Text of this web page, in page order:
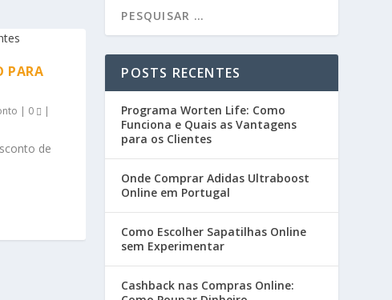
PARA
| 0 |
de
POSTS RECENTES
Programa Worten Life: Como
Funciona e Quais as Vantagens
para os Clientes
Onde Comprar Adidas Ultraboost
Online em Portugal
Como Escolher Sapatilhas Online
sem Experimentar
Cashback nas Compras Online: